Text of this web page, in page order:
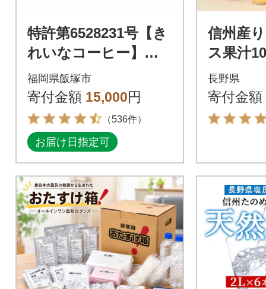
特許第6528231号【き
れいなコーヒー】ド
リップバッグ7種セッ
ト(合計105袋)
福岡県飯塚市
寄付金額 15,000円
（536件）
お届け日指定可
信州産
ス果汁
っぱな
本
長野県
寄付金額